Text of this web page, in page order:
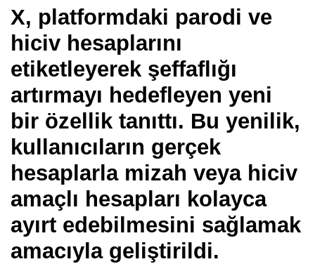
X, platformdaki parodi ve
hiciv hesaplarını
etiketleyerek şeffaflığı
artırmayı hedefleyen yeni
bir özellik tanıttı. Bu yenilik,
kullanıcıların gerçek
hesaplarla mizah veya hiciv
amaçlı hesapları kolayca
ayırt edebilmesini sağlamak
amacıyla geliştirildi.